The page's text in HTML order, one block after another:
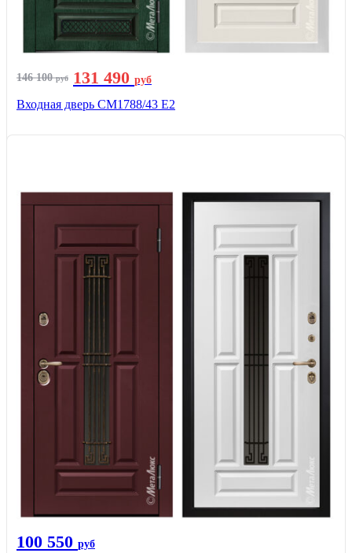
146 100руб 131 490 руб
Входная дверь СМ1788/43 E2
100 550 руб